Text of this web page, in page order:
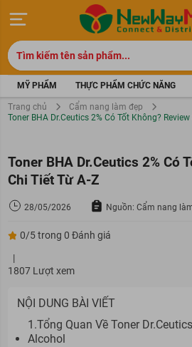
MỸ PHẨM THỰC PHẨM CHỨC NĂNG
Trang chủ
Cẩm nang làm đẹp
Toner BHA Dr.Ceutics 2% Có Tốt Không?
Toner BHA Dr.Ceutics 2% Có
Chi Tiết Từ A-Z
28/05/2026 Nguồn: Cẩm nang
0/5 trong 0 Đánh giá
|
1807 Lượt xem
NỘI DUNG BÀI VIẾT
1.Tổng Quan Về Toner
Alcohol